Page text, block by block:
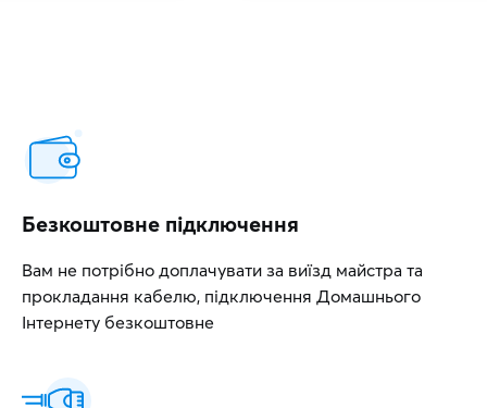
Безкоштовне підключення
Вам не потрібно доплачувати за виїзд майстра та
прокладання кабелю, підключення Домашнього
Інтернету безкоштовне